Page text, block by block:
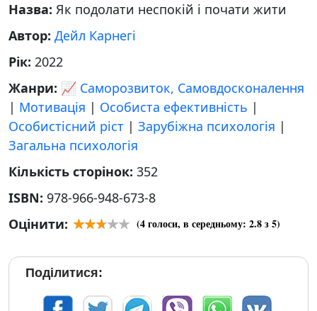
Назва: Як подолати неспокій і почати жити
Автор: Дейл Карнегі
Рік: 2022
Жанри: 📈 Саморозвиток, Самовдосконалення
| Мотивація | Особиста ефективність |
Особистісний ріст | Зарубіжна психологія |
Загальна психологія
Кількість сторінок: 352
ISBN: 978-966-948-673-8
Оцінити:
(4голоси, в середньому: 2.8з 5)
Поділитися: